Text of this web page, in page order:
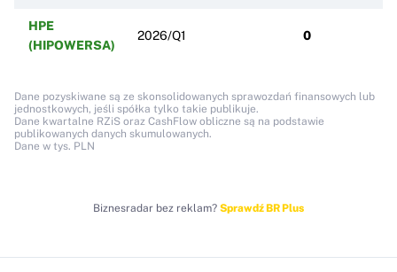
HPE
(HIPOWERSA)
2026/Q1 0
Dane pozyskiwane są ze skonsolidowanych sprawozdań finansowych lub
jednostkowych, jeśli spółka tylko takie publikuje.
Dane kwartalne RZiS oraz CashFlow obliczne są na podstawie
publikowanych danych skumulowanych.
Dane w tys. PLN
Biznesradar bez reklam? Sprawdź BR Plus